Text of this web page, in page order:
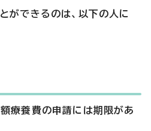
ができるのは、以下の人に
療養費の申請には期限があ